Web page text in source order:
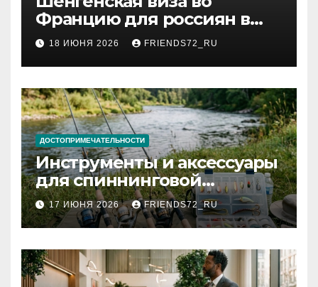
Францию для россиян в
2026 году: сроки от 3 дней
и список необходимых
документов
18 ИЮНЯ 2026 FRIENDS72_RU
ДОСТОПРИМЕЧАТЕЛЬНОСТИ
Инструменты и аксессуары
для спиннинговой
рыбалки: назначение и
типы
17 ИЮНЯ 2026 FRIENDS72_RU